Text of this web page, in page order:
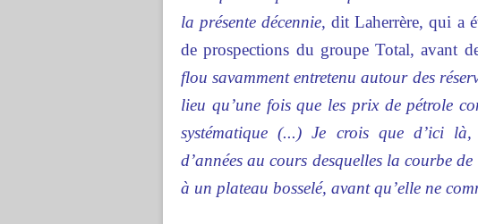
la présente décennie, dit Laherrère, qui a
de prospections du groupe Total, avant
flou savamment entretenu autour des
lieu qu’une fois que les prix de pétrole
systématique (...) Je crois que d’ici
d’années au cours desquelles la courbe
à un plateau bosselé, avant qu’elle ne